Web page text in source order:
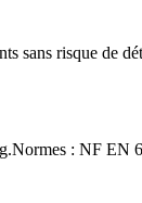
sans risque de
: NF EN